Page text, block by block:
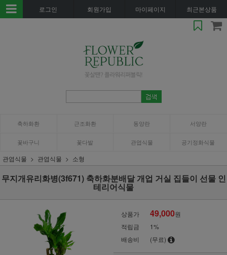
로그인 회원가입 마이페이지 최근본상품
축하화환 근조화환 동양란 서양란
꽃바구니 꽃다발 관엽식물 공기정화식물
관엽식물 관엽식물 소형
무지개유리화병(3f671) 축하화분배달 개업 거실 집들이 선물 인
테리어식물
상품가 49,000원
적립금
1%
배송비
(무료)